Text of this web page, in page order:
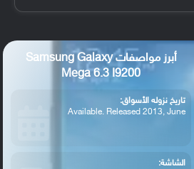
أبرز مواصفات Samsung Galaxy
Mega 6.3 I9200
تاريخ نزوله الأسواق:
Available. Released 2013, June
الشاشة: